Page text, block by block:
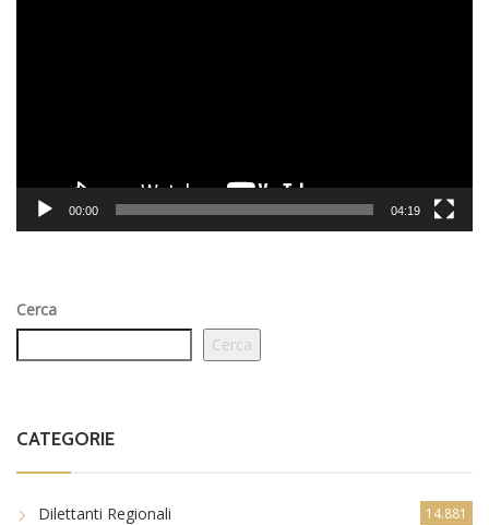
00:00 04:19
Cerca
Cerca
CATEGORIE
Dilettanti Regionali 14.881